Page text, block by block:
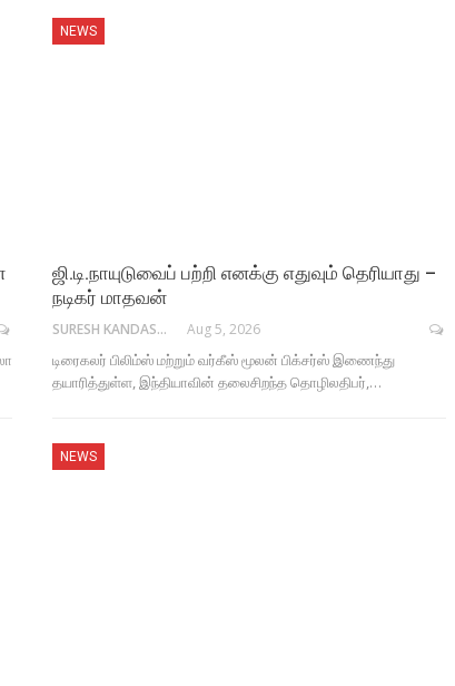
NEWS
ஜி.டி.நாயுடுவைப் பற்றி எனக்கு எதுவும் தெரியாது –
நடிகர் மாதவன்
SURESH KANDASAMY Aug 5, 2026
டிரைகலர் பிலிம்ஸ் மற்றும் வர்கீஸ் மூலன் பிக்சர்ஸ் இணைந்து
தயாரித்துள்ள, இந்தியாவின் தலைசிறந்த தொழிலதிபர்,…
NEWS